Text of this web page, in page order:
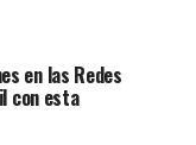
en las Redes
con esta